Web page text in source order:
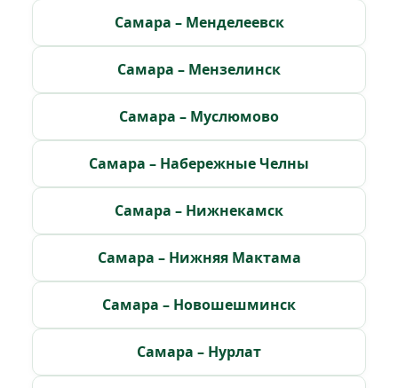
Самара – Менделеевск
Самара – Мензелинск
Самара – Муслюмово
Самара – Набережные Челны
Самара – Нижнекамск
Самара – Нижняя Мактама
Самара – Новошешминск
Самара – Нурлат